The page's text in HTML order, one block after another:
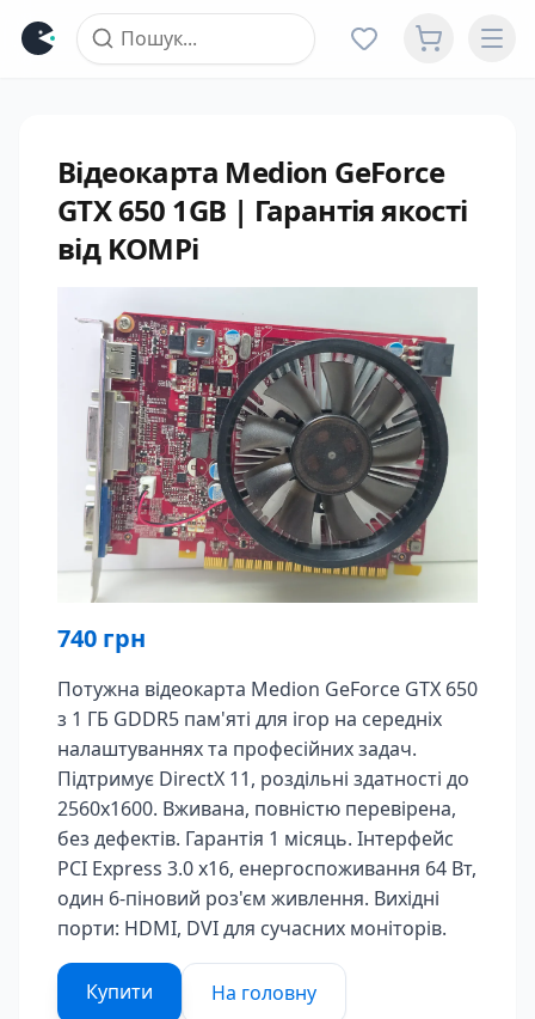
Відеокарта Medion GeForce
GTX 650 1GB | Гарантія якості
від KOMPi
740 грн
Потужна відеокарта Medion GeForce GTX 650
з 1 ГБ GDDR5 пам'яті для ігор на середніх
налаштуваннях та професійних задач.
Підтримує DirectX 11, роздільні здатності до
2560x1600. Вживана, повністю перевірена,
без дефектів. Гарантія 1 місяць. Інтерфейс
PCI Express 3.0 x16, енергоспоживання 64 Вт,
один 6-піновий роз'єм живлення. Вихідні
порти: HDMI, DVI для сучасних моніторів.
Купити На головну